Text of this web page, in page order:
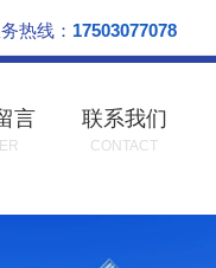
热线： 17503077078
言 联系我们
CONTACT